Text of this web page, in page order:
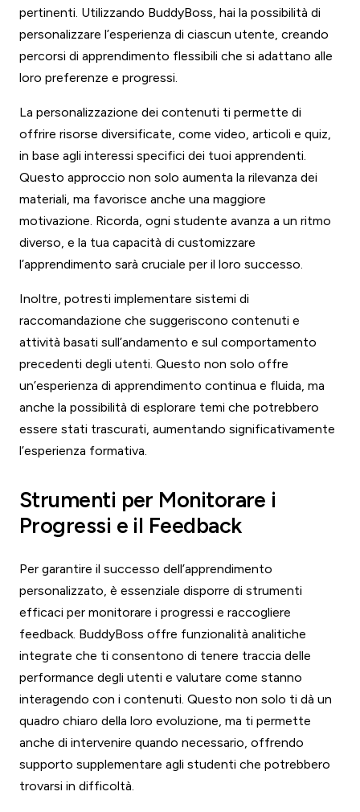
pertinenti. Utilizzando BuddyBoss, hai la possibilità di
personalizzare l’esperienza di ciascun utente, creando
percorsi di apprendimento flessibili che si adattano alle
loro preferenze e progressi.
La personalizzazione dei contenuti ti permette di
offrire risorse diversificate, come video, articoli e quiz,
in base agli interessi specifici dei tuoi apprendenti.
Questo approccio non solo aumenta la rilevanza dei
materiali, ma favorisce anche una maggiore
motivazione. Ricorda, ogni studente avanza a un ritmo
diverso, e la tua capacità di customizzare
l’apprendimento sarà cruciale per il loro successo.
Inoltre, potresti implementare sistemi di
raccomandazione che suggeriscono contenuti e
attività basati sull’andamento e sul comportamento
precedenti degli utenti. Questo non solo offre
un’esperienza di apprendimento continua e fluida, ma
anche la possibilità di esplorare temi che potrebbero
essere stati trascurati, aumentando significativamente
l’esperienza formativa.
Strumenti per Monitorare i
Progressi e il Feedback
Per garantire il successo dell’apprendimento
personalizzato, è essenziale disporre di strumenti
efficaci per monitorare i progressi e raccogliere
feedback. BuddyBoss offre funzionalità analitiche
integrate che ti consentono di tenere traccia delle
performance degli utenti e valutare come stanno
interagendo con i contenuti. Questo non solo ti dà un
quadro chiaro della loro evoluzione, ma ti permette
anche di intervenire quando necessario, offrendo
supporto supplementare agli studenti che potrebbero
trovarsi in difficoltà.